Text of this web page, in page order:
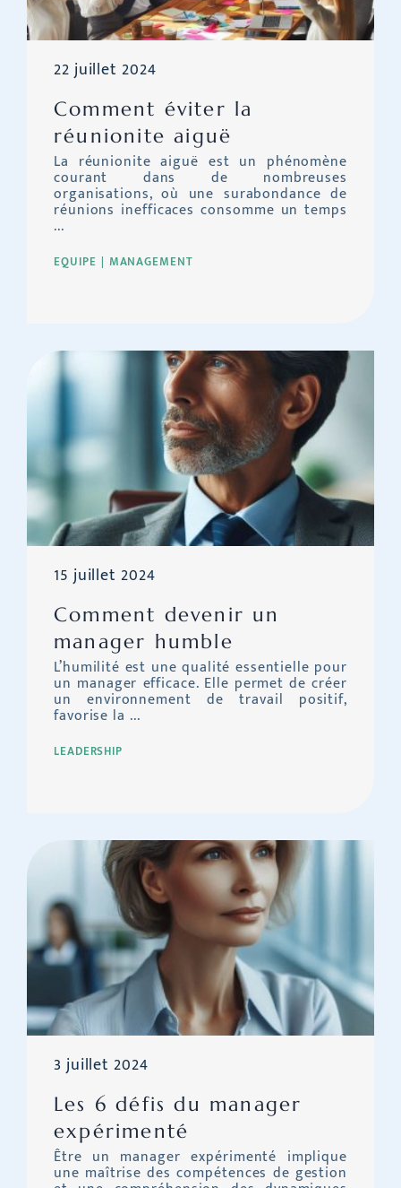
EQUIPE MANAGEMENT
Comment éviter la
réunionite aiguë
22 juillet 2024
La réunionite aiguë est un phénomène
courant dans de nombreuses
organisations, où une surabondance de
réunions inefficaces consomme un temps
...
LEADERSHIP
Comment devenir un
manager humble
15 juillet 2024
L’humilité est une qualité essentielle pour
un manager efficace. Elle permet de créer
un environnement de travail positif,
favorise la ...
Les 6 défis du manager
expérimenté
3 juillet 2024
Être un manager expérimenté implique
une maîtrise des compétences de gestion